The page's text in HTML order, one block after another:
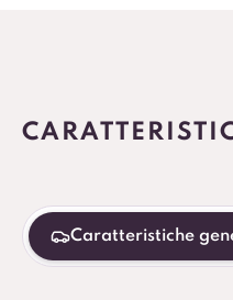
Caratteristiche